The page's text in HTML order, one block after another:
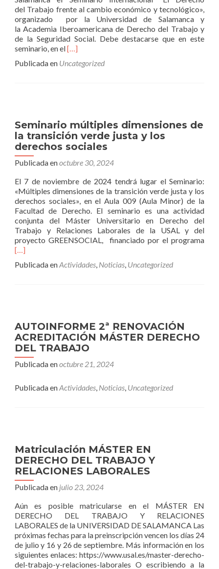
de
la
UNIVERSIDAD
DE
SALAMANCA.
del Trabajo frente al cambio económico y tecnológico»,
organizado por la Universidad de Salamanca y
la Academia Iberoamericana de Derecho del Trabajo y
de la Seguridad Social. Debe destacarse que en este
seminario, en elLeer
Internacional
cambio
económico
y
[…]
Publicada en Uncategorized
Seminario múltiples dimensiones de
la transición verde justa y los
derechos sociales
Publicada enoctubre 30, 2024
El 7 de noviembre de 2024 tendrá lugar el Seminario:
«Múltiples dimensiones de la transición verde justa y los
derechos sociales», en el Aula 009 (Aula Minor) de la
Facultad de Derecho. El seminario es una actividad
conjunta del Máster Universitario en Derecho del
Trabajo y Relaciones Laborales de la USAL y del
proyecto GREENSOCIAL, financiado por el programaLeer
[…]
Publicada enActividades, Noticias, Uncategorized
AUTOINFORME 2ª RENOVACIÓN
ACREDITACIÓN MÁSTER DERECHO
DEL TRABAJO
Publicada enoctubre 21, 2024
Publicada enActividades, Noticias, Uncategorized
Matriculación MÁSTER EN
DERECHO DEL TRABAJO Y
RELACIONES LABORALES
Publicada en julio 23, 2024
Aún es posible matricularse en el MÁSTER EN
DERECHO DEL TRABAJO Y RELACIONES
LABORALES de la UNIVERSIDAD DE SALAMANCA Las
próximas fechas para la preinscripción vencen los días 24
de julio y 16 y 26 de septiembre. Más información en los
siguientes enlaces: https://www.usal.es/master-derecho-
del-trabajo-y-relaciones-laborales O escribiendo a la